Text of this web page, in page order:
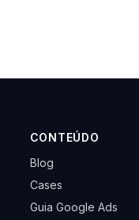
CONTEÚDO
Blog
Cases
Guia Google Ads